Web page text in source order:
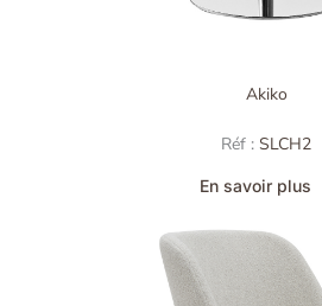
Akiko
Réf : SLCH2
En savoir plus